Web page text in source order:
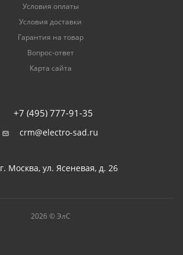
Условия оплаты
Условия доставки
Гарантия на товар
Вопрос-ответ
Карта сайта
+7 (495) 777-91-35
crm@electro-sad.ru
г. Москва, ул. Ясеневая, д. 26
2026 © ЭлС